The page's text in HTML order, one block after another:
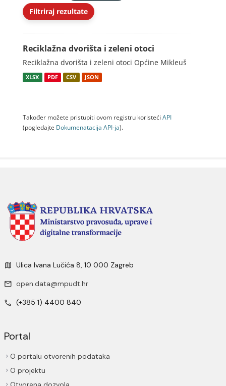
Filtriraj rezultate
Reciklažna dvorišta i zeleni otoci
Reciklažna dvorišta i zeleni otoci Općine Mikleuš
XLSX PDF CSV JSON
Također možete pristupiti ovom registru koristeći API
(pogledajte Dokumenаtаcijа API-jа).